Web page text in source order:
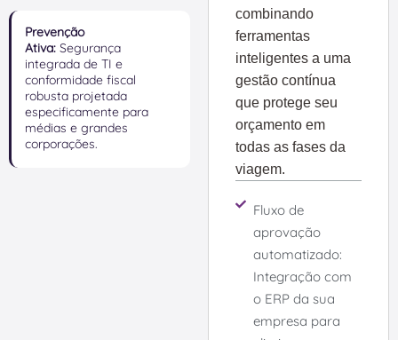
Prevenção
Ativa: Segurança
integrada de TI e
conformidade fiscal
robusta projetada
especificamente para
médias e grandes
corporações.
combinando
ferramentas
inteligentes a uma
gestão contínua
que protege seu
orçamento em
todas as fases da
viagem.
Fluxo de
aprovação
automatizado:
Integração com
o ERP da sua
empresa para